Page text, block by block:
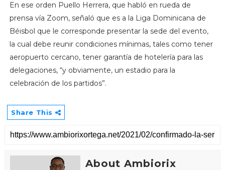
En ese orden Puello Herrera, que habló en rueda de
prensa vía Zoom, señaló que es a la Liga Dominicana de
Béisbol que le corresponde presentar la sede del evento,
la cual debe reunir condiciones mínimas, tales como tener
aeropuerto cercano, tener garantía de hotelería para las
delegaciones, “y obviamente, un estadio para la
celebración de los partidos”.
Share This
About Ambiorix